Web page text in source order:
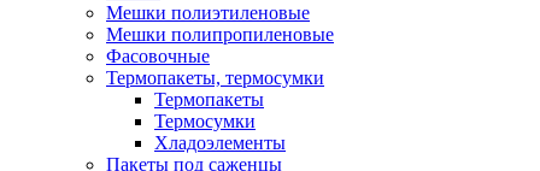
Мешки полиэтиленовые
Мешки полипропиленовые
Фасовочные
Термопакеты, термосумки
Термопакеты
Термосумки
Хладоэлементы
Пакеты под саженцы